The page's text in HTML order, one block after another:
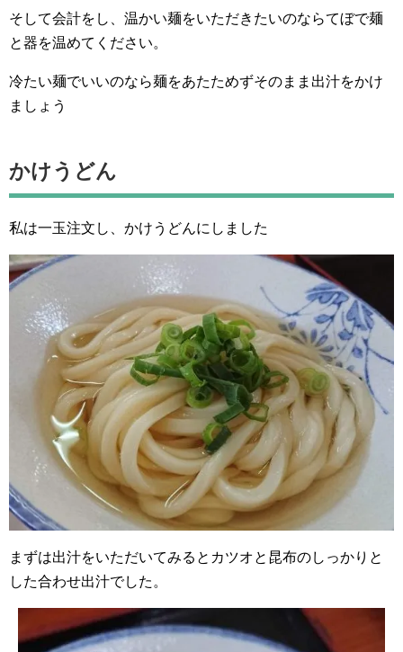
そして会計をし、温かい麺をいただきたいのならてぼで麺
と器を温めてください。
冷たい麺でいいのなら麺をあたためずそのまま出汁をかけ
ましょう
かけうどん
私は一玉注文し、かけうどんにしました
まずは出汁をいただいてみるとカツオと昆布のしっかりと
した合わせ出汁でした。